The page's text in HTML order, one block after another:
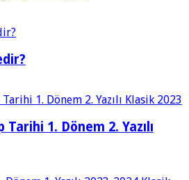
Tarihi 1. Dönem 2. Yazılı